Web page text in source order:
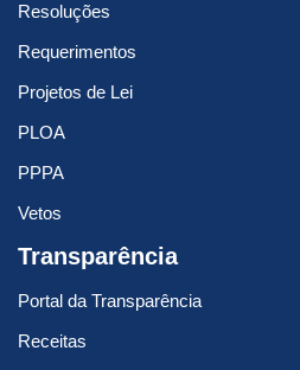
Resoluções
Requerimentos
Projetos de Lei
PLOA
PPPA
Vetos
Transparência
Portal da Transparência
Receitas